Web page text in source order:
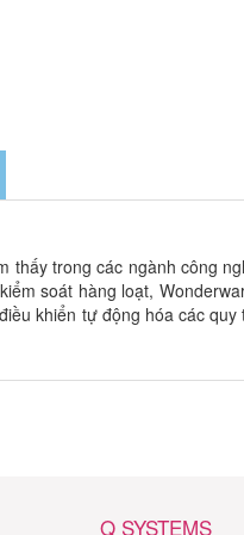
trong các ngành công
soát hàng loạt,
khiển tự động hóa các
Q SYSTEMS